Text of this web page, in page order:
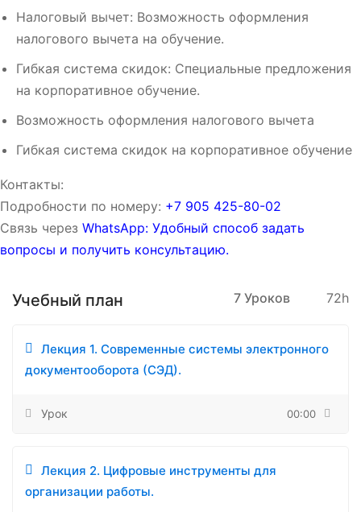
Налоговый вычет: Возможность оформления
налогового вычета на обучение.
Гибкая система скидок: Специальные предложения
на корпоративное обучение.
Возможность оформления налогового вычета
Гибкая система скидок на корпоративное обучение
Контакты:
Подробности по номеру: ‪‪+7 905 425-80-02‬‬
Связь через WhatsApp: Удобный способ задать
вопросы и получить консультацию.
Учебный план 7 Уроков 72h
Лекция 1. Современные системы электронного
документооборота (СЭД).
Урок 00:00
Лекция 2. Цифровые инструменты для
организации работы.